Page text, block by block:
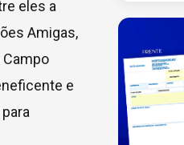
eles a
Amigas,
e